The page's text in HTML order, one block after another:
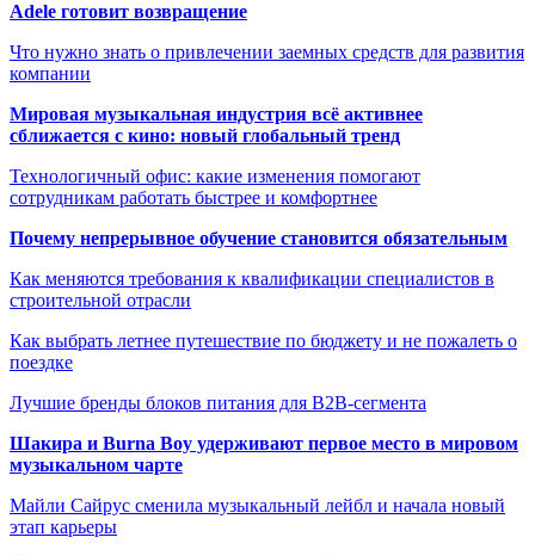
Adele готовит возвращение
Что нужно знать о привлечении заемных средств для развития
компании
Мировая музыкальная индустрия всё активнее
сближается с кино: новый глобальный тренд
Технологичный офис: какие изменения помогают
сотрудникам работать быстрее и комфортнее
Почему непрерывное обучение становится обязательным
Как меняются требования к квалификации специалистов в
строительной отрасли
Как выбрать летнее путешествие по бюджету и не пожалеть о
поездке
Лучшие бренды блоков питания для B2B-сегмента
Шакира и Burna Boy удерживают первое место в мировом
музыкальном чарте
Майли Сайрус сменила музыкальный лейбл и начала новый
этап карьеры